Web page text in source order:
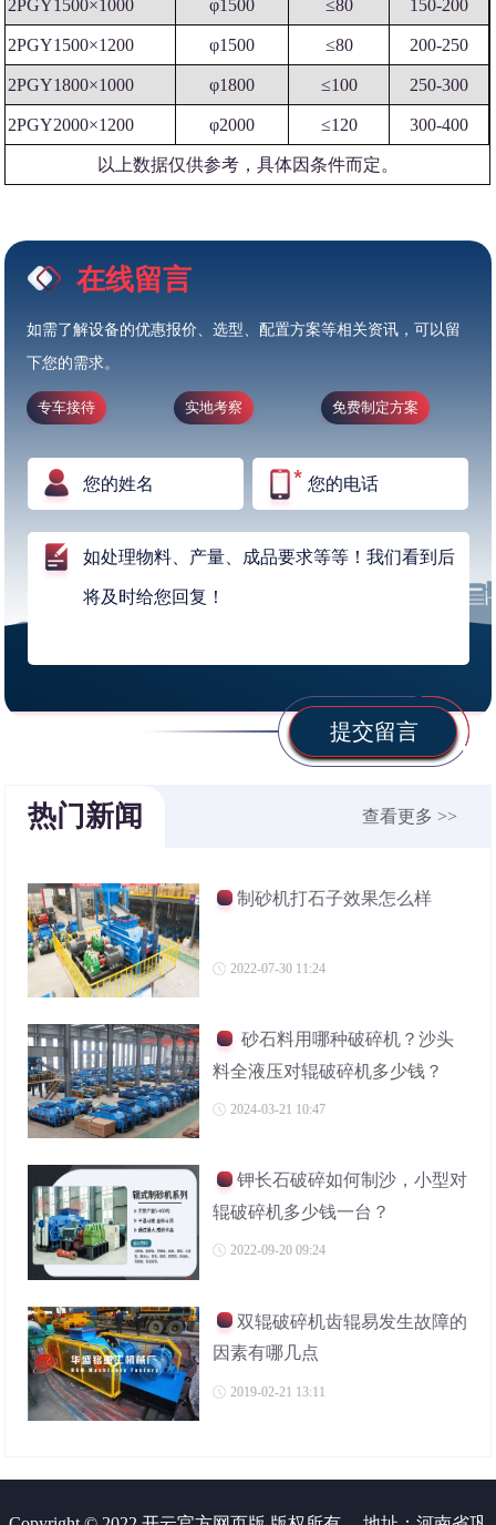
2PGY1500×1000 φ1500 ≤80 150-200
2PGY1500×1200 φ1500 ≤80 200-250
2PGY1800×1000 φ1800 ≤100 250-300
2PGY2000×1200 φ2000 ≤120 300-400
以上数据仅供参考，具体因条件而定。
在线留言
如需了解设备的优惠报价、选型、配置方案等相关资讯，可以留
下您的需求。
专车接待 实地考察 免费制定方案
提交留言
热门新闻 查看更多 >>
制砂机打石子效果怎么样
2022-07-30 11:24
砂石料用哪种破碎机？沙头
料全液压对辊破碎机多少钱？
2024-03-21 10:47
钾长石破碎如何制沙，小型对
辊破碎机多少钱一台？
2022-09-20 09:24
双辊破碎机齿辊易发生故障的
因素有哪几点
2019-02-21 13:11